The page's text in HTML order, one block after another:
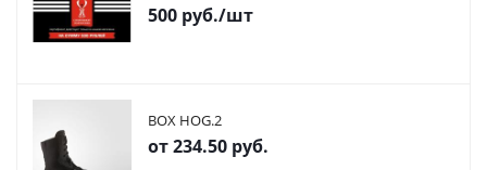
500 руб./шт
BOX HOG.2
от234.50 руб.